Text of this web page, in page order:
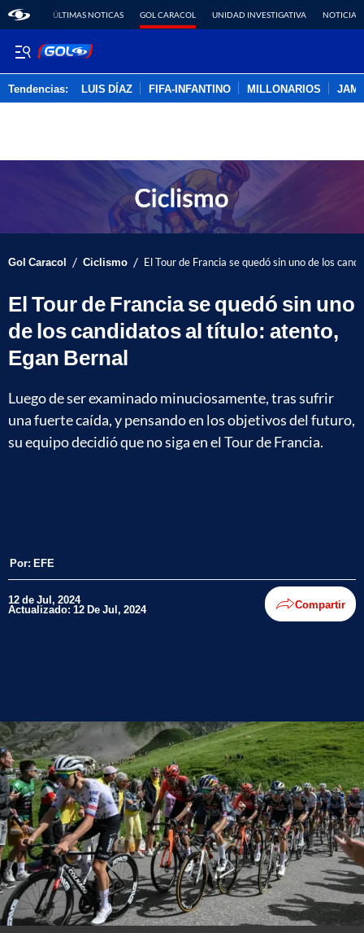
ÚLTIMAS NOTICAS GOL CARACOL UNIDAD INVESTIGATIVA NOTICIAS
Tendencias: LUIS DÍAZ FIFA-INFANTINO MILLONARIOS
Gol Caracol / Ciclismo / El Tour de Francia se quedó sin uno de los
El Tour de Francia se quedó sin uno
de los candidatos al título: atento,
Egan Bernal
Luego de ser examinado minuciosamente, tras sufrir
una fuerte caída, y pensando en los objetivos del futuro,
su equipo decidió que no siga en el Tour de Francia.
Por: EFE
12 de Jul, 2024
Actualizado: 12 De Jul, 2024 Compartir